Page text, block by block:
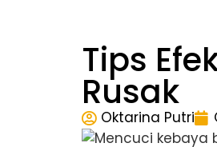
Tips
Rusak
Oktarina Putri